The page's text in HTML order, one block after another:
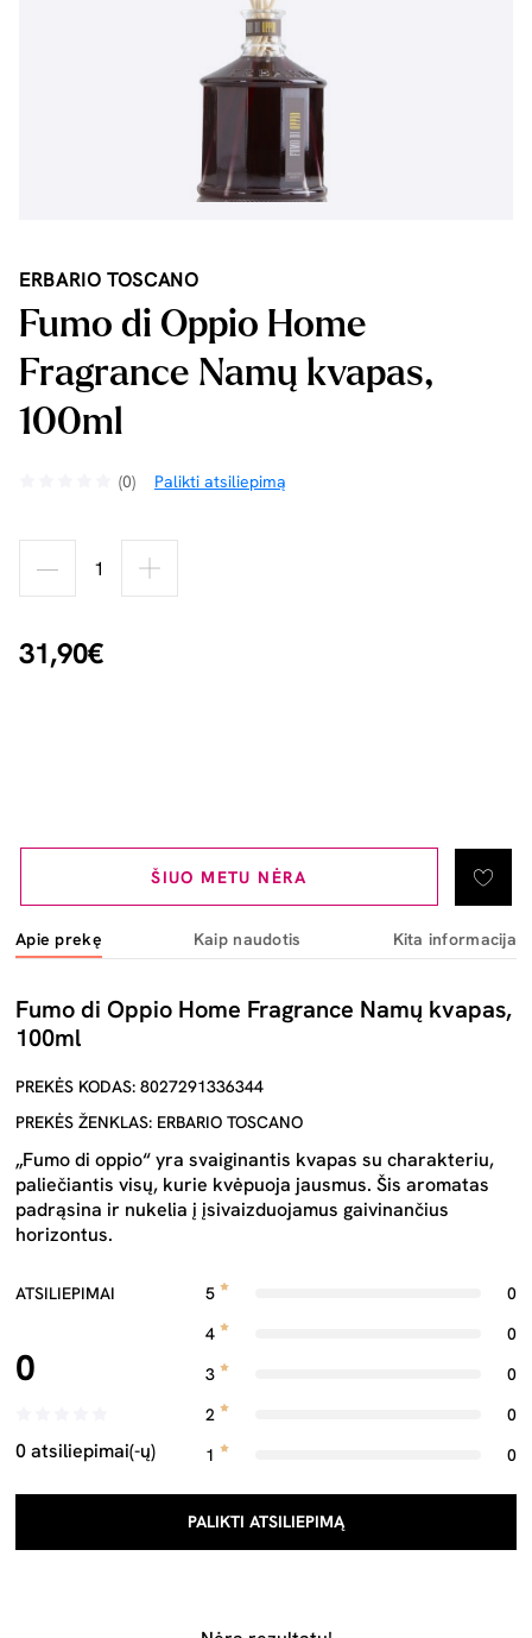
ERBARIO TOSCANO
Fumo di Oppio Home
Fragrance Namų kvapas,
100ml
(0) Palikti atsiliepimą
31,90€
ŠIUO METU NĖRA
Apie prekę Kaip naudotis Kita informacija
Fumo di Oppio Home Fragrance Namų kvapas,
100ml
PREKĖS KODAS: 8027291336344
PREKĖS ŽENKLAS: ERBARIO TOSCANO
„Fumo di oppio“ yra svaiginantis kvapas su charakteriu,
paliečiantis visų, kurie kvėpuoja jausmus. Šis aromatas
padrąsina ir nukelia į įsivaizduojamus gaivinančius
horizontus.
ATSILIEPIMAI
0
0 atsiliepimai(-ų)
5
0
4
0
3
0
2
0
1
0
PALIKTI ATSILIEPIMĄ